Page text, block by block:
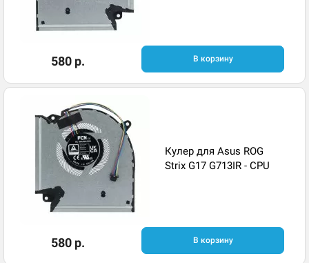
580 р. В корзину
Кулер для Asus ROG
Strix G17 G713IR - CPU
580 р. В корзину